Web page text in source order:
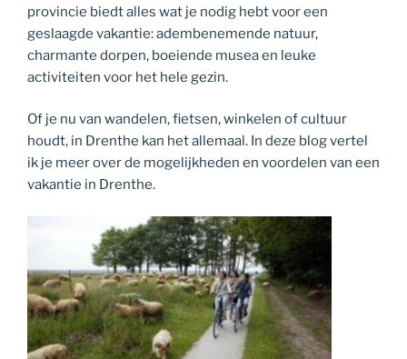
provincie biedt alles wat je nodig hebt voor een
geslaagde vakantie: adembenemende natuur,
charmante dorpen, boeiende musea en leuke
activiteiten voor het hele gezin.
Of je nu van wandelen, fietsen, winkelen of cultuur
houdt, in Drenthe kan het allemaal. In deze blog vertel
ik je meer over de mogelijkheden en voordelen van een
vakantie in Drenthe.